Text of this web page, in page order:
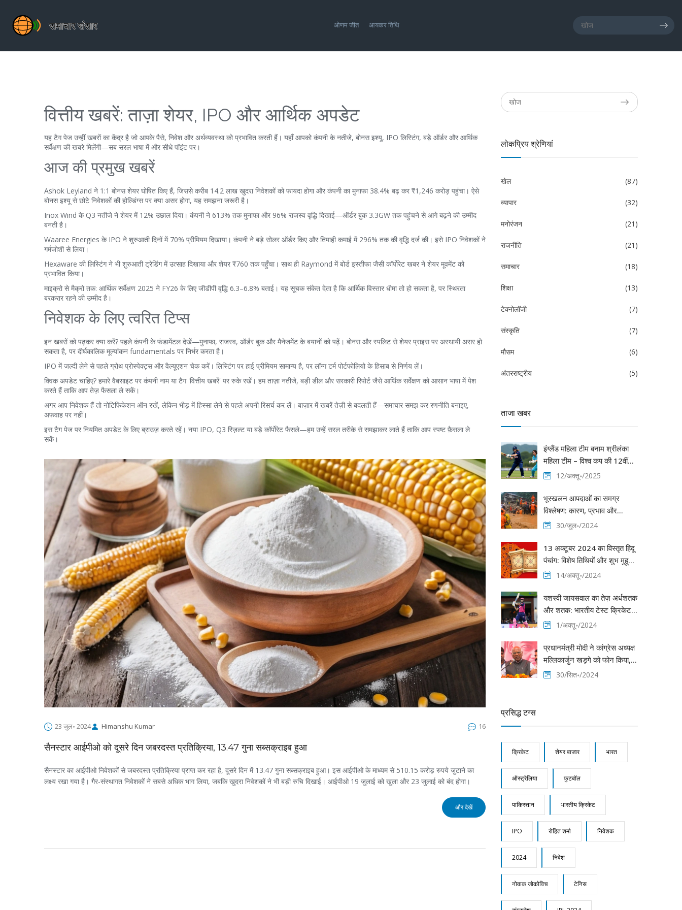
ओणम जीत आयकर तिथि
वित्तीय खबरें: ताज़ा शेयर, IPO और आर्थिक अपडेट
यह टैग पेज उन्हीं खबरों का केंद्र है जो आपके पैसे, निवेश और अर्थव्यवस्था को प्रभावित करती हैं। यहाँ आपको कंपनी के नतीजे, बोनस इश्यू, IPO लिस्टिंग, बड़े ऑर्डर और आर्थिक
सर्वेक्षण की खबरे मिलेंगी—सब सरल भाषा में और सीधे पॉइंट पर।
आज की प्रमुख खबरें
Ashok Leyland ने 1:1 बोनस शेयर घोषित किए हैं, जिससे करीब 14.2 लाख खुदरा निवेशकों को फायदा होगा और कंपनी का मुनाफा 38.4% बढ़ कर ₹1,246 करोड़ पहुंचा। ऐसे
बोनस इश्यू से छोटे निवेशकों की होल्डिंग्स पर क्या असर होगा, यह समझना जरूरी है।
Inox Wind के Q3 नतीजे ने शेयर में 12% उछाल दिया। कंपनी ने 613% तक मुनाफा और 96% राजस्व वृद्धि दिखाई—ऑर्डर बुक 3.3GW तक पहुंचने से आगे बढ़ने की उम्मीद
बनती है।
Waaree Energies के IPO ने शुरुआती दिनों में 70% प्रीमियम दिखाया। कंपनी ने बड़े सोलर ऑर्डर किए और तिमाही कमाई में 296% तक की वृद्धि दर्ज की। इसे IPO निवेशकों ने
गर्मजोशी से लिया।
Hexaware की लिस्टिंग ने भी शुरुआती ट्रेडिंग में उत्साह दिखाया और शेयर ₹760 तक पहुँचा। साथ ही Raymond में बोर्ड इस्तीफा जैसी कॉर्पोरेट खबर ने शेयर मूवमेंट को
प्रभावित किया।
माइक्रो से मैक्रो तक: आर्थिक सर्वेक्षण 2025 ने FY26 के लिए जीडीपी वृद्धि 6.3–6.8% बताई। यह सूचक संकेत देता है कि आर्थिक विस्तार धीमा तो हो सकता है, पर स्थिरता
बरकरार रहने की उम्मीद है।
निवेशक के लिए त्वरित टिप्स
इन खबरों को पढ़कर क्या करें? पहले कंपनी के फंडामेंटल देखें—मुनाफा, राजस्व, ऑर्डर बुक और मैनेजमेंट के बयानों को पढ़ें। बोनस और स्पलिट से शेयर प्राइस पर अस्थायी असर हो
सकता है, पर दीर्घकालिक मूल्यांकन fundamentals पर निर्भर करता है।
IPO में जल्दी लेने से पहले ग्रोथ प्रोस्पेक्ट्स और वैल्यूएशन चेक करें। लिस्टिंग पर हाई प्रीमियम सामान्य है, पर लॉन्ग टर्म पोर्टफोलियो के हिसाब से निर्णय लें।
क्विक अपडेट चाहिए? हमारे वैबसाइट पर कंपनी नाम या टैग 'वित्तीय खबरें' पर रुके रखें। हम ताज़ा नतीजे, बड़ी डील और सरकारी रिपोर्ट जैसे आर्थिक सर्वेक्षण को आसान भाषा में पेश
करते हैं ताकि आप तेज़ फैसला ले सकें।
अगर आप निवेशक हैं तो नोटिफिकेशन ऑन रखें, लेकिन भीड़ में हिस्सा लेने से पहले अपनी रिसर्च कर लें। बाज़ार में खबरें तेज़ी से बदलती हैं—समाचार समझ कर रणनीति बनाइए,
अफवाह पर नहीं।
इस टैग पेज पर नियमित अपडेट के लिए ब्राउज़ करते रहें। नया IPO, Q3 रिज़ल्ट या बड़े कॉर्पोरेट फैसले—हम उन्हें सरल तरीके से समझाकर लाते हैं ताकि आप स्पष्ट फ़ैसला ले
सकें।
23 जुल॰ 2024 Himanshu Kumar 16
सैनस्टार आईपीओ को दूसरे दिन जबरदस्त प्रतिक्रिया, 13.47 गुना सब्सक्राइब हुआ
सैनस्टार का आईपीओ निवेशकों से जबरदस्त प्रतिक्रिया प्राप्त कर रहा है, दूसरे दिन में 13.47 गुना सब्सक्राइब हुआ। इस आईपीओ के माध्यम से 510.15 करोड़ रुपये जुटाने का
लक्ष्य रखा गया है। गैर-संस्थागत निवेशकों ने सबसे अधिक भाग लिया, जबकि खुदरा निवेशकों ने भी बड़ी रुचि दिखाई। आईपीओ 19 जुलाई को खुला और 23 जुलाई को बंद होगा।
और देखें
लोकप्रिय श्रेणियां
खेल (87)
व्यापार (32)
मनोरंजन (21)
राजनीति (21)
समाचार (18)
शिक्षा (13)
टेक्नोलॉजी (7)
संस्कृति (7)
मौसम (6)
अंतरराष्ट्रीय (5)
ताजा खबर
इंग्लैंड महिला टीम बनाम श्रीलंका
महिला टीम – विश्व कप की 12वीं
टक्कर, कोलंबो में
12/अक्तू॰/2025
भूस्खलन आपदाओं का समग्र
विश्लेषण: कारण, प्रभाव और
रोकथाम के उपाय
30/जुल॰/2024
13 अक्टूबर 2024 का विस्तृत हिंदू
पंचांग: विशेष तिथियों और शुभ मुहूर्त
का विवरण14/अक्तू॰/2024
यशस्वी जायसवाल का तेज़ अर्धशतक
और शतक: भारतीय टेस्ट क्रिकेट में
नया इतिहास
1/अक्तू॰/2024
प्रधानमंत्री मोदी ने कांग्रेस अध्यक्ष
मल्लिकार्जुन खड़गे को फोन किया,
जम्मू-कश्मीर रैली में गिरते ही बिगड़ी
30/सित॰/2024
प्रसिद्ध टग्स
क्रिकेट शेयर बाजार भारत
ऑस्ट्रेलिया फुटबॉल
पाकिस्तान भारतीय क्रिकेट
IPO रोहित शर्मा निवेशक
2024 निवेश
नोवाक जोकोविच टेनिस